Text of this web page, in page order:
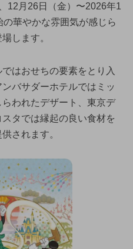
12月26日（金）〜2026年1
華やかな雰囲気が感じら
します。
はおせちの要素をとり入
バサダーホテルではミッ
われたデザート、東京デ
タでは縁起の良い食材を
されます。